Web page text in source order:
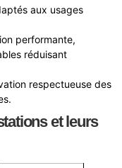
aux usages
performante,
réduisant
respectueuse des
et leurs